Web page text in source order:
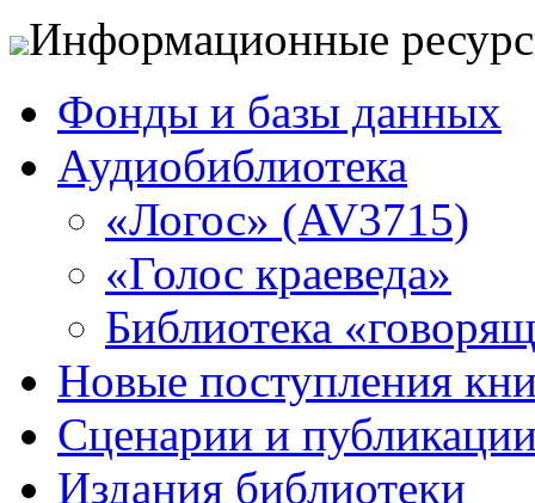
Информационные
Фонды и базы данных
Аудиобиблиотека
«Логос» (AV3715)
«Голос краеведа»
Библиотека
Новые поступления
Сценарии и
Издания библиотеки